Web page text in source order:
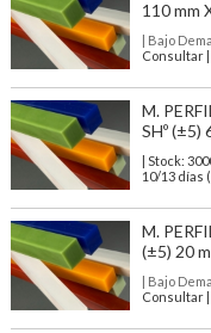
110 mm
| Bajo
Consultar |
M.
SHº (±5)
| Stock:
10/13 días
M.
(±5) 20
| Bajo
Consultar |